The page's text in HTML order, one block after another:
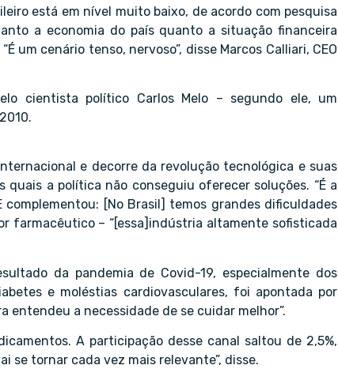
está em nível muito baixo, de acordo com pesquisa
a economia do país quanto a situação financeira
um cenário tenso, nervoso”, disse Marcos Calliari, CEO
cientista político Carlos Melo – segundo ele, um
e decorre da revolução tecnológica e suas
a política não conseguiu oferecer soluções. “É a
complementou: [No Brasil] temos grandes dificuldades
farmacêutico – “[essa]indústria altamente sofisticada
da pandemia de Covid-19, especialmente dos
e moléstias cardiovasculares, foi apontada por
entendeu a necessidade de se cuidar melhor”.
A participação desse canal saltou de 2,5%,
se tornar cada vez mais relevante”, disse.